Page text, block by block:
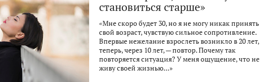
становиться старше»
«Мне скоро будет 30, но я не могу никак принять
свой возраст, чувствую сильное сопротивление.
Впервые нежелание взрослеть возникло в 20 лет,
теперь, через 10 лет, — повтор. Почему так
повторяется ситуация? У меня ощущение, что не
живу своей жизнью...»